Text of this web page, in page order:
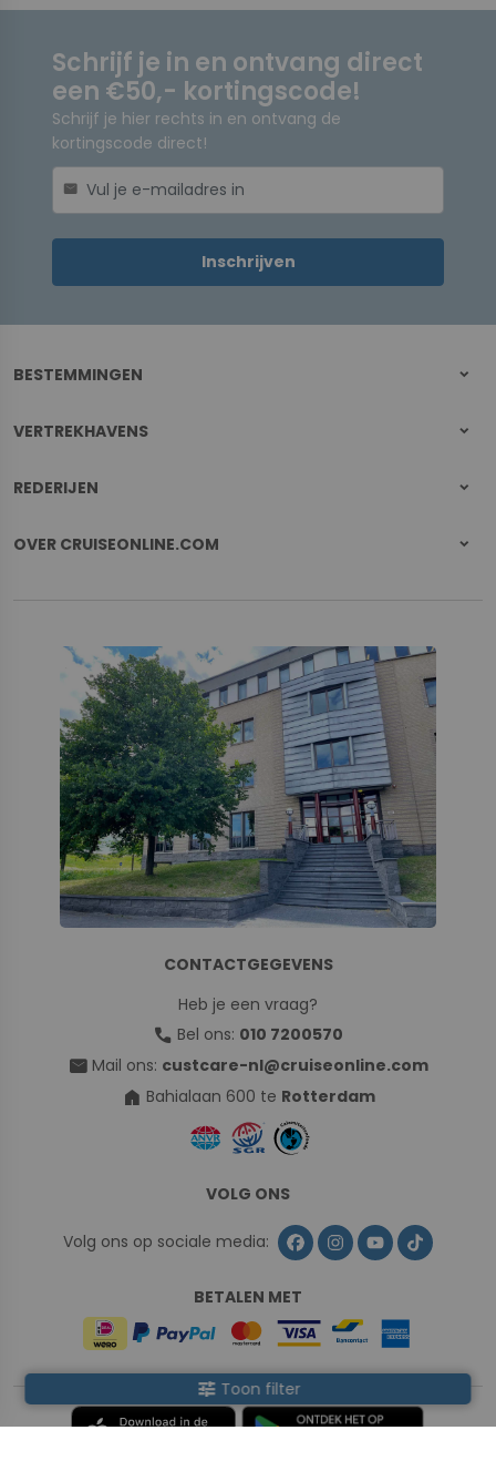
tune Toon filter
Schrijf je in en ontvang direct
een €50,- kortingscode!
Schrijf je hier rechts in en ontvang de
kortingscode direct!
mail
Inschrijven
BESTEMMINGEN
VERTREKHAVENS
REDERIJEN
OVER CRUISEONLINE.COM
CONTACTGEGEVENS
Heb je een vraag?
call Bel ons: 010 7200570
mail Mail ons: custcare-nl@cruiseonline.com
home Bahialaan 600 te Rotterdam
VOLG ONS
Volg ons op sociale media:
BETALEN MET